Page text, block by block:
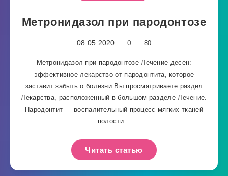
Метронидазол при пародонтозе
08.05.2020 0 80
Метронидазол при пародонтозе Лечение десен:
эффективное лекарство от пародонтита, которое
заставит забыть о болезни Вы просматриваете раздел
Лекарства, расположенный в большом разделе Лечение.
Пародонтит — воспалительный процесс мягких тканей
полости…
Читать статью